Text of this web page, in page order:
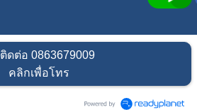
ติดต่อ0863679009
คลิกเพื่อโทร